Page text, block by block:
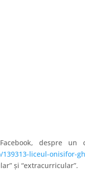
despre
liceul-onisifor-
şi “extracurricular”.